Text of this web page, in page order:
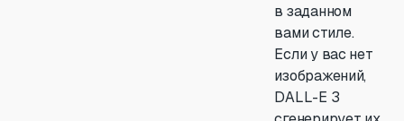
в заданном
вами стиле.
Если у вас нет
изображений,
DALL-E 3